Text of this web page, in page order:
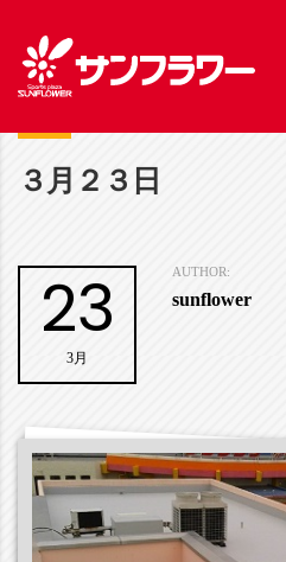
３月２３日
23
3月
AUTHOR:
sunflower